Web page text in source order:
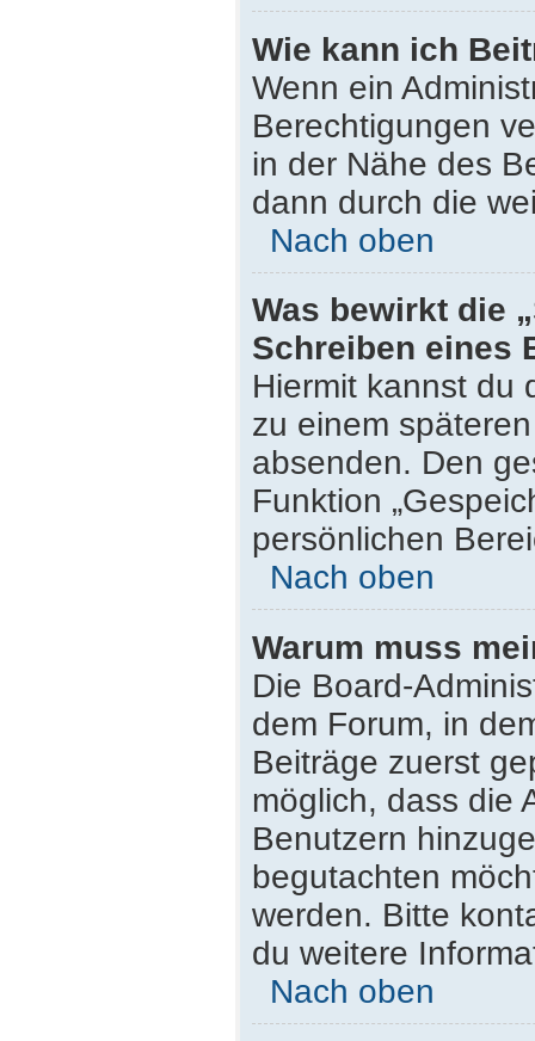
Wie kann ich
Wenn ein
Berechtigungen
in der Nähe des
dann durch die
Nach oben
Was bewirkt die
Schreiben eines
Hiermit kannst du
zu einem
absenden. Den
Funktion
persönlichen
Nach oben
Warum muss
Die Board-
dem Forum, in
Beiträge zuerst
möglich, dass die
Benutzern
begutachten
werden. Bitte
du weitere
Nach oben